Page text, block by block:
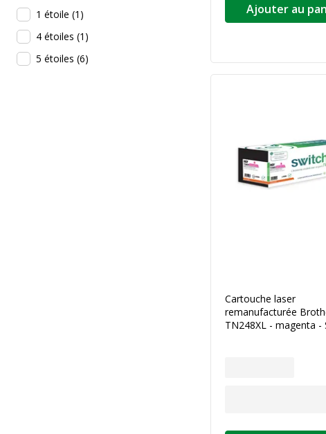
1 étoile (1 )
4 étoiles (1 )
5 étoiles (6)
Ajouter au
Cartouche laser
remanufacturée
TN248XL - magenta -